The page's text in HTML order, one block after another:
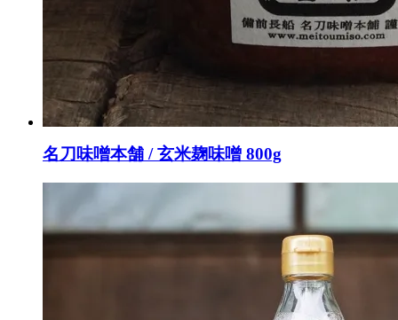
名刀味噌本舗 / 玄米麹味噌 800g